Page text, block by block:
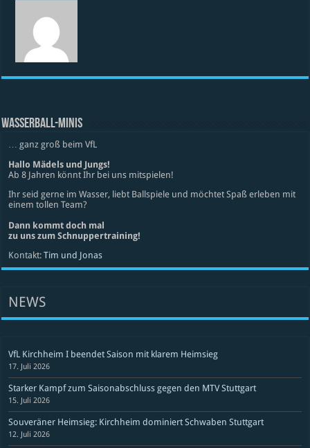
WASSERBALL-MINIS
… ganz groß beim VfL
Hallo Mädels und Jungs!
Ab 8 Jahren könnt Ihr bei uns mitspielen!
Ihr seid gerne im Wasser, liebt Ballspiele und möchtet Spaß erleben mit
einem tollen Team?
Dann kommt doch mal
zu uns zum Schnuppertraining!
Kontakt:Tim und Jonas
NEWS
VfL Kirchheim I beendet Saison mit klarem Heimsieg
17. Juli 2026
Starker Kampf zum Saisonabschluss gegen den MTV Stuttgart
15. Juli 2026
Souveräner Heimsieg: Kirchheim dominiert Schwaben Stuttgart
12. Juli 2026